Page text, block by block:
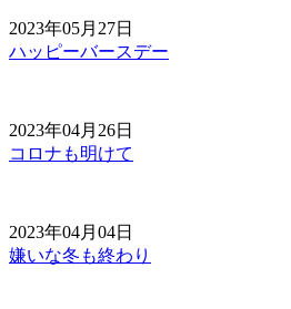
2023年05月27日
ハッピーバースデー
2023年04月26日
コロナも明けて
2023年04月04日
嫌いな冬も終わり